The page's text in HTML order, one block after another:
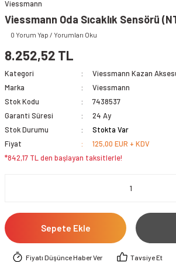
Viessmann
Viessmann Oda Sıcaklık Sensörü
0 Yorum Yap / Yorumları Oku
8.252,52 TL
Kategori
Viessmann Kazan
Marka
Viessmann
Stok Kodu
7438537
Garanti Süresi
24 Ay
Stok Durumu
Stokta Var
Fiyat
125,00 EUR + KDV
*842,17 TL den başlayan taksitlerle!
Sepete Ekle
Fiyatı Düşünce Haber Ver Tavsiye Et